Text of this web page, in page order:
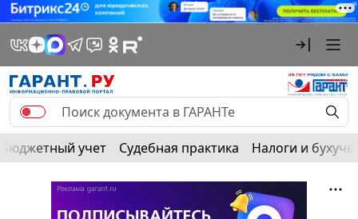
Бюджетный учет Судебная практика Налоги и